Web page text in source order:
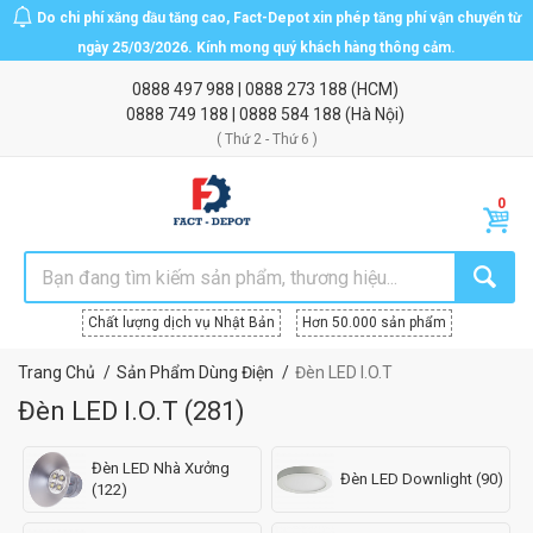
Do chi phí xăng dầu tăng cao, Fact-Depot xin phép tăng phí vận chuyển từ
ngày 25/03/2026. Kính mong quý khách hàng thông cảm.
0888 497 988 0888 273 188 (HCM)
0888 749 188
0888 584 188 (Hà Nội)
( Thứ 2 - Thứ 6 )
Chất lượng dịch vụ Nhật Bản Hơn 50.000 sản phẩm
Trang Chủ Sản Phẩm Dùng Điện Đèn LED I.O.T
Đèn LED I.O.T (281)
Đèn LED Nhà Xưởng
(122)
Đèn LED Downlight (90)